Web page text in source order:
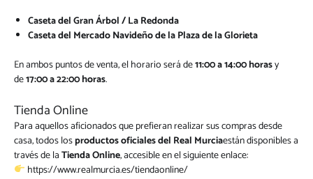
Caseta del Gran Árbol / La Redonda
Caseta del Mercado Navideño de la Plaza de la Glorieta
En ambos puntos de venta, el horario será de11:00 a 14:00 horasy
de17:00 a 22:00 horas.
Tienda Online
Para aquellos aficionados que prefieran realizar sus compras desde
casa, todos losproductos oficiales del Real Murciaestán disponibles a
través de laTienda Online, accesible en el siguiente enlace:
https://www.realmurcia.es/tiendaonline/